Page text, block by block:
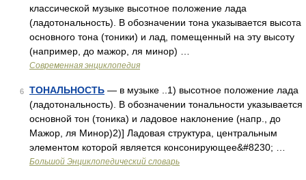
классической музыке высотное положение лада
(ладотональность). В обозначении тона указывается высота
основного тона (тоники) и лад, помещенный на эту высоту
(например, до мажор, ля минор) …
Современная энциклопедия
6 ТОНАЛЬНОСТЬ — в музыке ..1) высотное положение лада
(ладотональность). В обозначении тональности указывается
основной тон (тоника) и ладовое наклонение (напр., до
Мажор, ля Минор)2)] Ладовая структура, центральным
элементом которой является консонирующее&#8230; …
Большой Энциклопедический словарь